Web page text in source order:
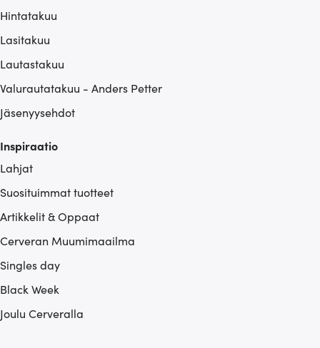
Hintatakuu
Lasitakuu
Lautastakuu
Valurautatakuu - Anders Petter
Jäsenyysehdot
Inspiraatio
Lahjat
Suosituimmat tuotteet
Artikkelit & Oppaat
Cerveran Muumimaailma
Singles day
Black Week
Joulu Cerveralla